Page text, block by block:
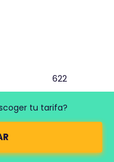
tu tarifa?
622